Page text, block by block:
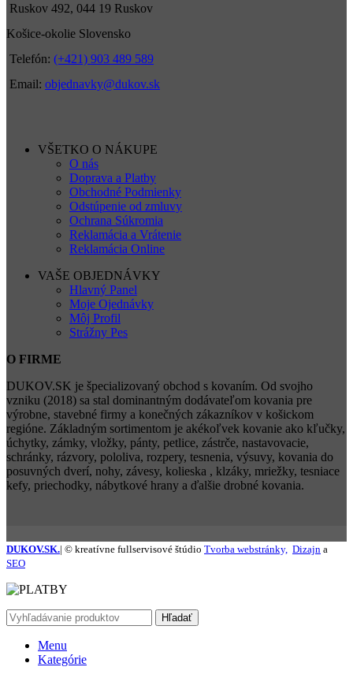
Ruskov 492, 044 19 Ruskov
Košice-okolie Slovensko
Telefón: (+421) 903 489 589
Email: objednavky@dukov.sk
VŠETKO O NÁKUPE
O nás
Doprava a Platby
Obchodné Podmienky
Odstúpenie od zmluvy
Ochrana Súkromia
Reklamácia a Vrátenie
Reklamácia Online
VAŠE OBJEDNÁVKY
Hlavný Panel
Moje Ojednávky
Môj Profil
Strážny Pes
O FIRME
DUKOV.SK je špecializovaný obchod s kovaním. Od svojho
vzniku (2018) sa stal dominantným dodávateľom kovania pre
výrobne, stavebné firmy a konečných zákazníkov v košickom
regióne. Základným sortimentom je akékoľvek kovanie ako kľučky,
úchytky, zámky, vložky, pánty, petlice, zástrče, nastavovacie,
schránky, rázvory, pololiva, rozpery, tesnenia, výsuvy, kovania do
posuvných dverí, nohy, závesy, kolieska , klzáky, mriežky, tesniace
kefy, priechodky, nábytkové hrany a ďalšie drobné kovania.
DUKOV.SK.| © kreatívne fullservisové štúdio Tvorba webstránky, Dizajn a
SEO
Hľadať
Menu
Kategórie